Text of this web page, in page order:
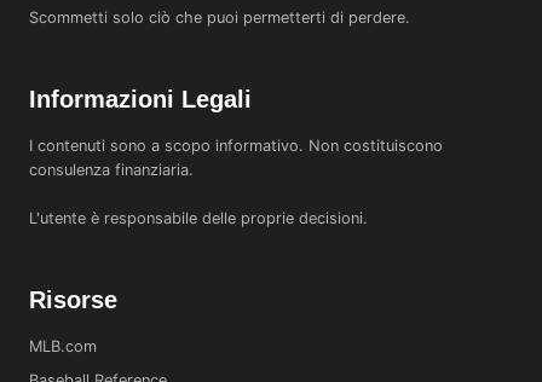
Scommetti solo ciò che puoi permetterti di perdere.
Informazioni Legali
I contenuti sono a scopo informativo. Non costituiscono
consulenza finanziaria.
L'utente è responsabile delle proprie decisioni.
Risorse
MLB.com